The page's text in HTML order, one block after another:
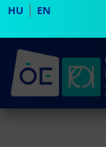
HU | EN